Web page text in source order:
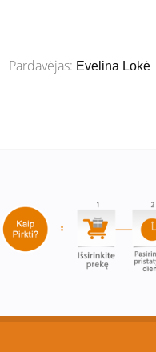
Pardavėjas: Evelina Lokė